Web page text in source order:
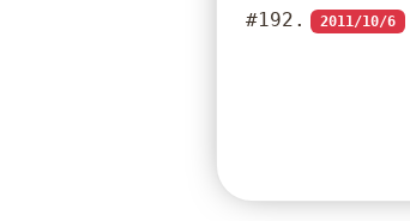
#192. 2011/10/6